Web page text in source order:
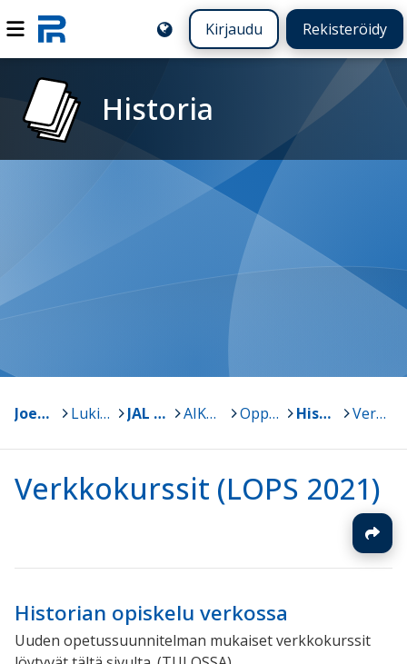
Kirjaudu Rekisteröidy
Historia
Joensuu Lukiot JAL Joensuun Aikuislukio AIKUISLUKIO Oppiaineet Historia Verkkokurssit (LOPS 2021)
Verkkokurssit (LOPS 2021)
Historian opiskelu verkossa
Uuden opetussuunnitelman mukaiset verkkokurssit